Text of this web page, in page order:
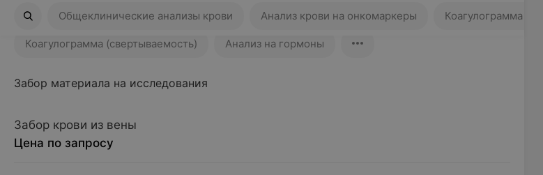
Общеклинические анализы крови Анализ крови на онкомаркеры Коагулограмма
Общеклинические анализы крови Анализ крови на онкомаркеры
Коагулограмма (свертываемость) Анализ на гормоны
Забор материала на исследования
Забор крови из вены
Цена по запросу